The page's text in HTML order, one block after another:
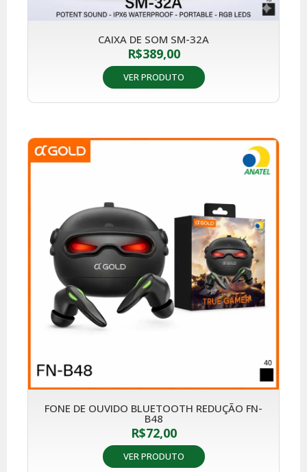
CAIXA DE SOM SM-32A
R$389,00
VER PRODUTO
FONE DE OUVIDO BLUETOOTH REDUÇÃO FN-
B48
R$72,00
VER PRODUTO